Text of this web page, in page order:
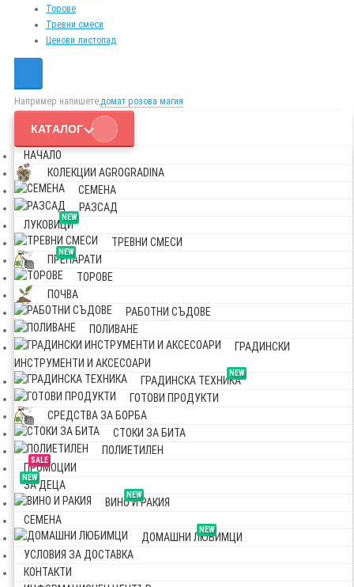
Торове
Тревни смеси
Ценови листопад
Например напишете,домат розова магия
КАТАЛОГ
НАЧАЛО
КОЛЕКЦИИ AGROGRADINA
СЕМЕНА
РАЗСАД
NEW
ЛУКОВИЦИ
ТРЕВНИ СМЕСИ
NEW
ПРЕПАРАТИ
ТОРОВЕ
ПОЧВА
РАБОТНИ СЪДОВЕ
ПОЛИВАНЕ
ГРАДИНСКИ
ИНСТРУМЕНТИ И АКСЕСОАРИ
NEW
ГРАДИНСКА ТЕХНИКА
ГОТОВИ ПРОДУКТИ
СРЕДСТВА ЗА БОРБА
СТОКИ ЗА БИТА
ПОЛИЕТИЛЕН
SALE
ПРОМОЦИИ
NEW
ЗА ДЕЦА
NEW
ВИНО И РАКИЯ
СЕМЕНА
NEW
ДОМАШНИ ЛЮБИМЦИ
УСЛОВИЯ ЗА ДОСТАВКА
КОНТАКТИ